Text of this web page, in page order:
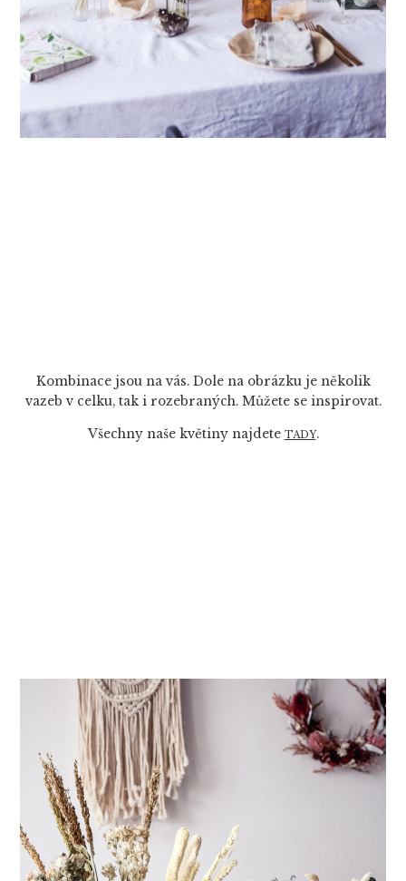
Kombinace jsou na vás. Dole na obrázku je několik
vazeb v celku, tak i rozebraných. Můžete se inspirovat.
Všechny naše květiny najdete TADY.